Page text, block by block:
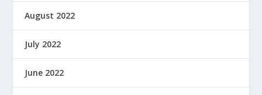
August 2022
July 2022
June 2022